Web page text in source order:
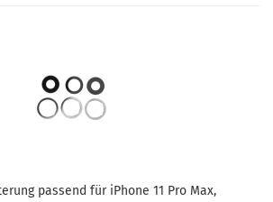
pas­send für iPho­ne 11 Pro Max,